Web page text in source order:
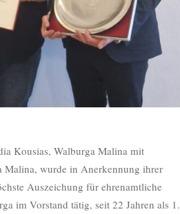
Kousias, Walburga Malina mit
Malina, wurde in Anerkennung ihrer
Auszeichung für ehrenamtliche
im Vorstand tätig, seit 22 Jahren als 1.